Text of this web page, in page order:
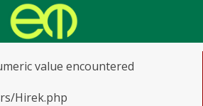
value encountered
Hirek.php